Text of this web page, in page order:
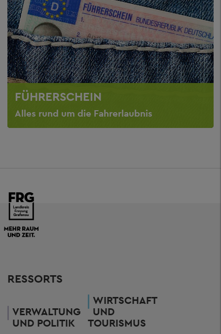
FÜHRERSCHEIN
Alles rund um die Fahrerlaubnis
RESSORTS
VERWALTUNG
UND POLITIK
WIRTSCHAFT
UND
TOURISMUS